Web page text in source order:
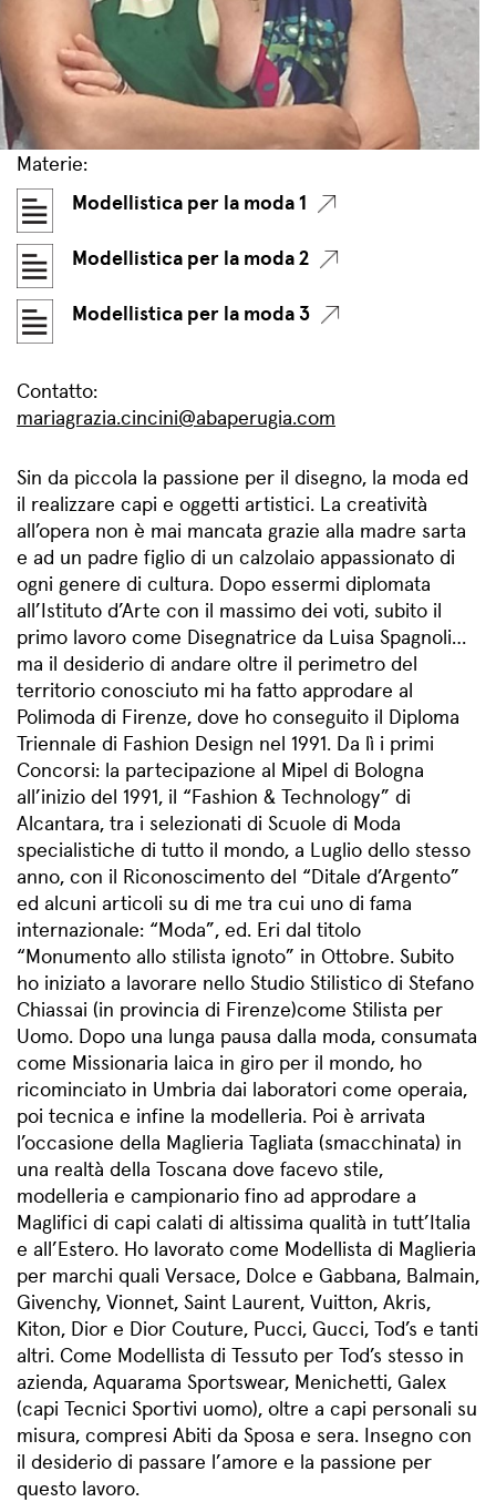
Materie:
Modellistica per la moda 1
Modellistica per la moda 2
Modellistica per la moda 3
Contatto:
mariagrazia.cincini@abaperugia.com
Sin da piccola la passione per il disegno, la moda ed
il realizzare capi e oggetti artistici. La creatività
all’opera non è mai mancata grazie alla madre sarta
e ad un padre figlio di un calzolaio appassionato di
ogni genere di cultura. Dopo essermi diplomata
all’Istituto d’Arte con il massimo dei voti, subito il
primo lavoro come Disegnatrice da Luisa Spagnoli…
ma il desiderio di andare oltre il perimetro del
territorio conosciuto mi ha fatto approdare al
Polimoda di Firenze, dove ho conseguito il Diploma
Triennale di Fashion Design nel 1991. Da lì i primi
Concorsi: la partecipazione al Mipel di Bologna
all’inizio del 1991, il “Fashion & Technology” di
Alcantara, tra i selezionati di Scuole di Moda
specialistiche di tutto il mondo, a Luglio dello stesso
anno, con il Riconoscimento del “Ditale d’Argento”
ed alcuni articoli su di me tra cui uno di fama
internazionale: “Moda”, ed. Eri dal titolo
“Monumento allo stilista ignoto” in Ottobre. Subito
ho iniziato a lavorare nello Studio Stilistico di Stefano
Chiassai (in provincia di Firenze)come Stilista per
Uomo. Dopo una lunga pausa dalla moda, consumata
come Missionaria laica in giro per il mondo, ho
ricominciato in Umbria dai laboratori come operaia,
poi tecnica e infine la modelleria. Poi è arrivata
l’occasione della Maglieria Tagliata (smacchinata) in
una realtà della Toscana dove facevo stile,
modelleria e campionario fino ad approdare a
Maglifici di capi calati di altissima qualità in tutt’Italia
e all’Estero. Ho lavorato come Modellista di Maglieria
per marchi quali Versace, Dolce e Gabbana, Balmain,
Givenchy, Vionnet, Saint Laurent, Vuitton, Akris,
Kiton, Dior e Dior Couture, Pucci, Gucci, Tod’s e tanti
altri. Come Modellista di Tessuto per Tod’s stesso in
azienda, Aquarama Sportswear, Menichetti, Galex
(capi Tecnici Sportivi uomo), oltre a capi personali su
misura, compresi Abiti da Sposa e sera. Insegno con
il desiderio di passare l’amore e la passione per
questo lavoro.